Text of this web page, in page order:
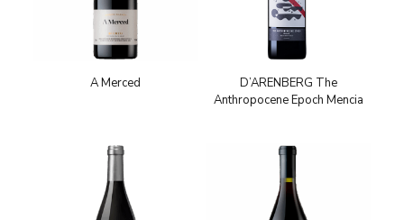
A Merced
D’ARENBERG The
Anthropocene Epoch Mencia